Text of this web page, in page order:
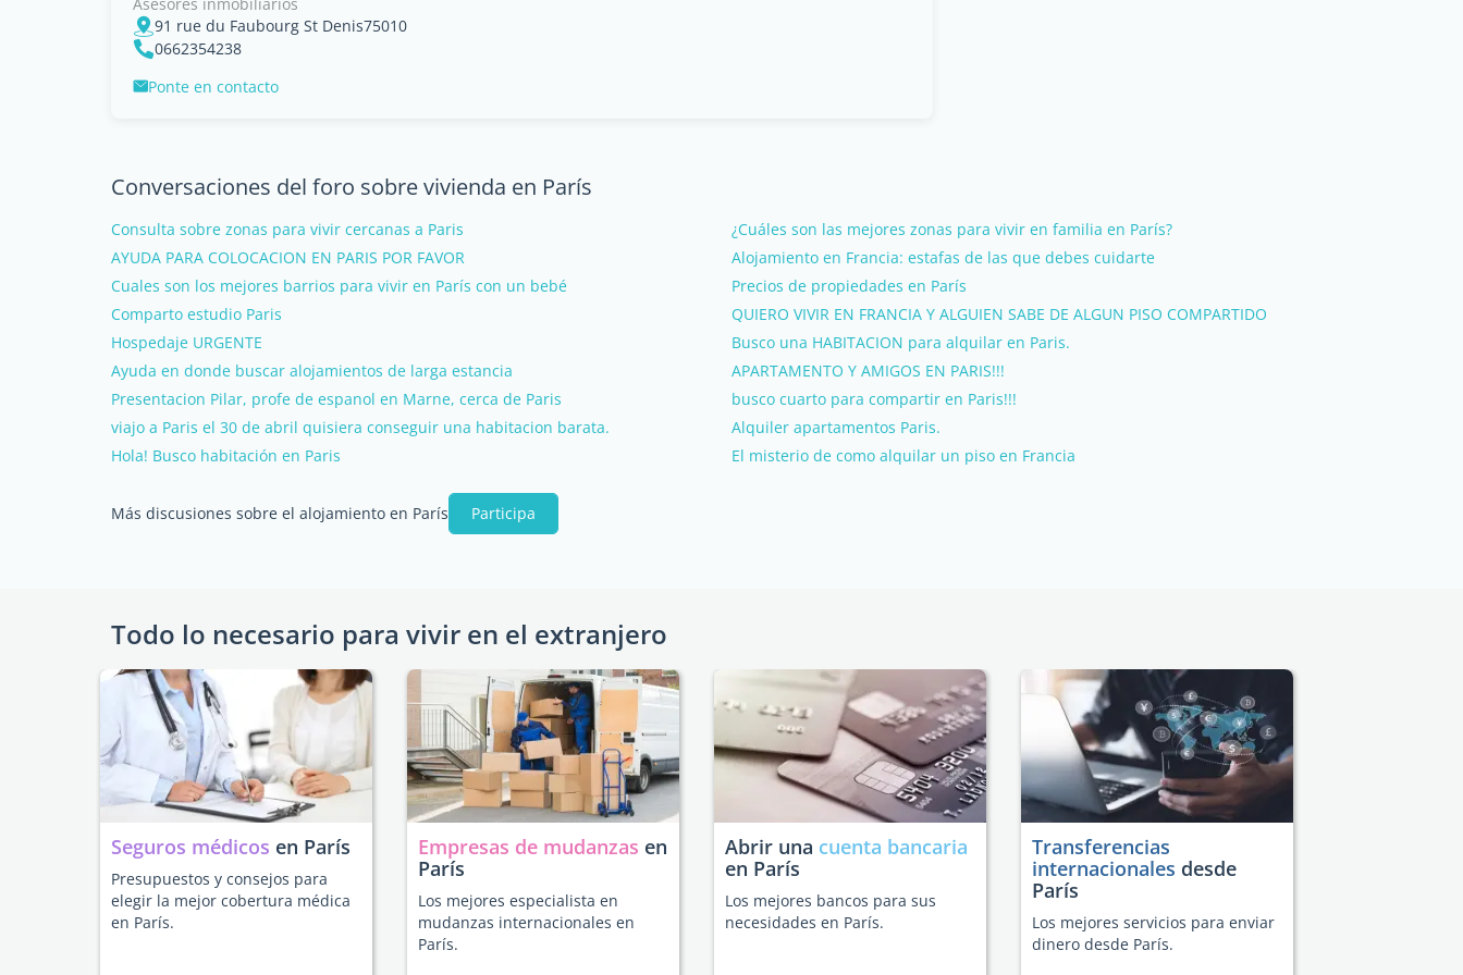
91 rue du Faubourg St Denis75010
0662354238
Ponte en contacto
Conversaciones del foro sobre vivienda en París
Consulta sobre zonas para vivir cercanas a Paris
¿Cuáles son las mejores zonas para vivir en familia en París?
AYUDA PARA COLOCACION EN PARIS POR FAVOR
Alojamiento en Francia: estafas de las que debes cuidarte
Cuales son los mejores barrios para vivir en París con un bebé
Precios de propiedades en París
Comparto estudio Paris
QUIERO VIVIR EN FRANCIA Y ALGUIEN SABE DE ALGUN PISO COMPARTIDO
Hospedaje URGENTE
Busco una HABITACION para alquilar en Paris.
Ayuda en donde buscar alojamientos de larga estancia
APARTAMENTO Y AMIGOS EN PARIS!!!
Presentacion Pilar, profe de espanol en Marne, cerca de Paris
busco cuarto para compartir en Paris!!!
viajo a Paris el 30 de abril quisiera conseguir una habitacion barata.
Alquiler apartamentos Paris.
Hola! Busco habitación en Paris
El misterio de como alquilar un piso en Francia
Más discusiones sobre el alojamiento en París Participa
Todo lo necesario para vivir en el extranjero
Seguros médicos en París
Presupuestos y consejos para
elegir la mejor cobertura médica
en París.
Empresas de mudanzas en
París
Los mejores especialista en
mudanzas internacionales en
París.
Abrir una cuenta bancaria
en París
Los mejores bancos para sus
necesidades en París.
Transferencias
internacionales desde
París
Los mejores servicios para enviar
dinero desde París.